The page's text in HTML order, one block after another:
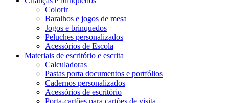
Colorir
Baralhos e jogos de mesa
Jogos e brinquedos
Peluches personalizados
Acessórios de Escola
Materiais de escritório e escrita
Calculadoras
Pastas porta documentos e portfólios
Cadernos personalizados
Acessórios de escritório